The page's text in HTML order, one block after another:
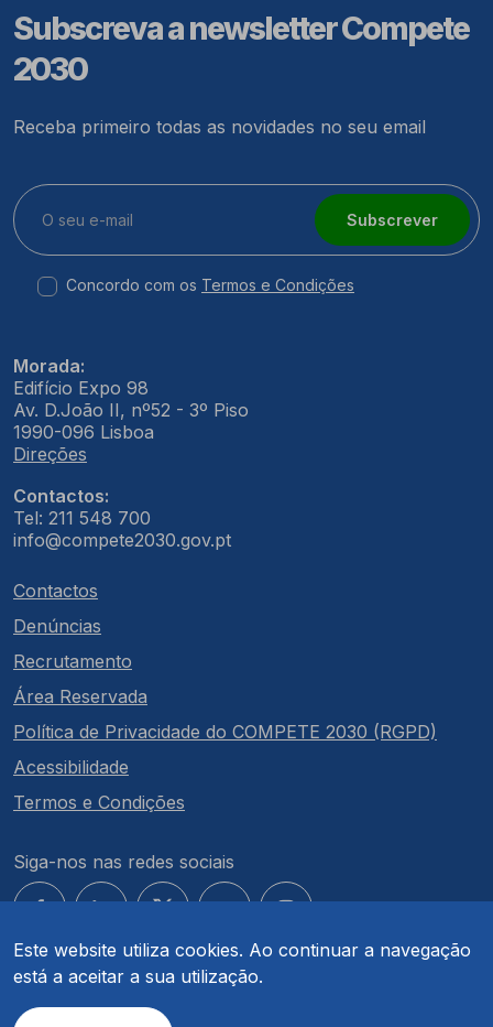
Este website utiliza cookies. Ao continuar a navegação
está a aceitar a sua utilização.
Subscreva a newsletter Compete
2030
Receba primeiro todas as novidades no seu email
Subscrever
Concordo com os Termos e Condições
Morada:
Edifício Expo 98
Av. D.João II, nº52 - 3º Piso
1990-096 Lisboa
Direções
Contactos:
Tel: 211 548 700
info@compete2030.gov.pt
Contactos
Denúncias
Recrutamento
Área Reservada
Política de Privacidade do COMPETE 2030 (RGPD)
Acessibilidade
Termos e Condições
Siga-nos nas redes sociais